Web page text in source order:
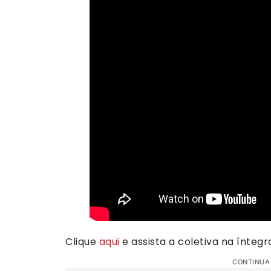
Clique aqui e assista a coletiva na